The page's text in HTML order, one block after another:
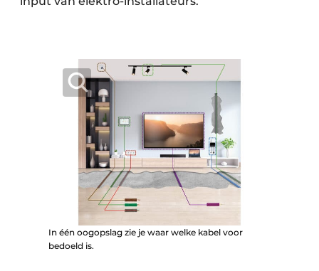
In één oogopslag zie je waar welke kabel voor
bedoeld is.